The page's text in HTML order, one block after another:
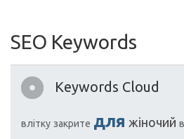
SEO Keywords
Keywords Cloud
влітку закрите для жіночий